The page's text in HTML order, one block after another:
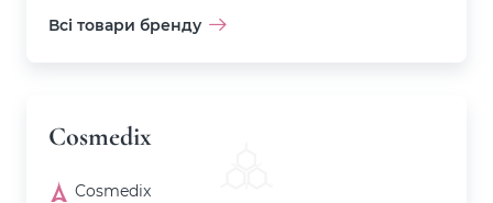
Всі товари бренду
Cosmedix
Cosmedix